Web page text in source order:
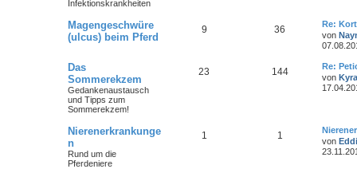
Infektionskrankheiten
Magengeschwüre
(ulcus) beim Pferd
9 36
Re:
von
Das
Sommerekzem
Gedankenaustausch
und Tipps zum
Sommerekzem!
23 144
Re:
von Kyra
Nierenerkrankunge
n
Rund um die
Pferdeniere
1 1
von Eddi